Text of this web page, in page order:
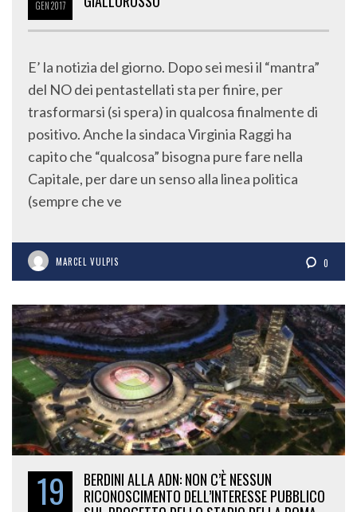
del NO dei pentastellati sta per finire, per
trasformarsi (si spera) in qualcosa finalmente di
positivo. Anche la sindaca Virginia Raggi ha
capito che “qualcosa” bisogna pure fare nella
Capitale, per dare un senso alla linea politica
(sempre che ve
19
OTT 2016
BERDINI ALLA ADN: NON C’È NESSUN
RICONOSCIMENTO DELL’INTERESSE PUBBLICO
SUL PROGETTO DELLO STADIO DELLA ROMA